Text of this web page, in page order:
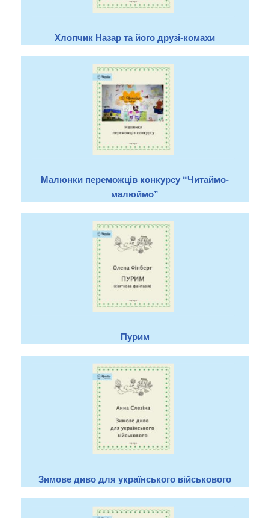
Хлопчик Назар та його друзі-комахи
Малюнки переможців конкурсу “Читаймо-
малюймо”
Пурим
Зимове диво для українського військового